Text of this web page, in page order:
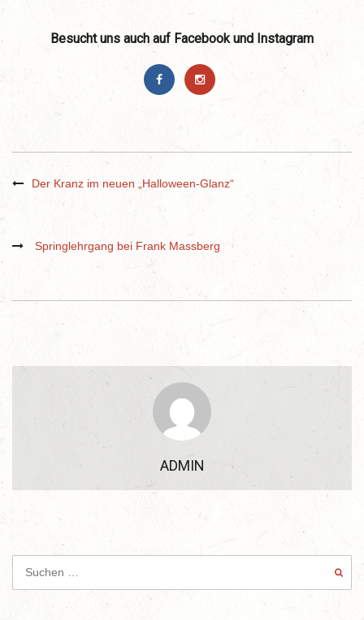
Besucht uns auch auf Facebook und Instagram
Der Kranz im neuen „Halloween-Glanz“
Springlehrgang bei Frank Massberg
ADMIN